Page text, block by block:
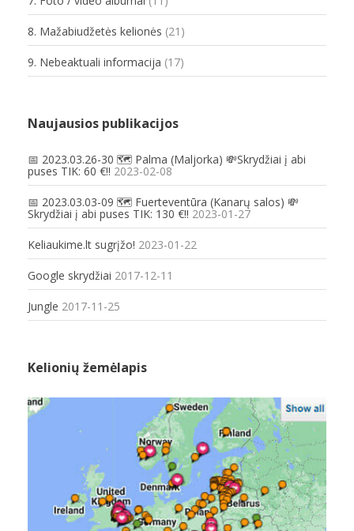
8. Mažabiudžetės kelionės (21)
9. Nebeaktuali informacija (17)
Naujausios publikacijos
📅 2023.03.26-30 🗺️ Palma (Maljorka) 💸Skrydžiai į abi
puses TIK: 60 €!! 2023-02-08
📅 2023.03.03-09 🗺️ Fuerteventūra (Kanarų salos) 💸
Skrydžiai į abi puses TIK: 130 €!! 2023-01-27
Keliaukime.lt sugrįžo! 2023-01-22
Google skrydžiai 2017-12-11
Jungle 2017-11-25
Kelionių žemėlapis